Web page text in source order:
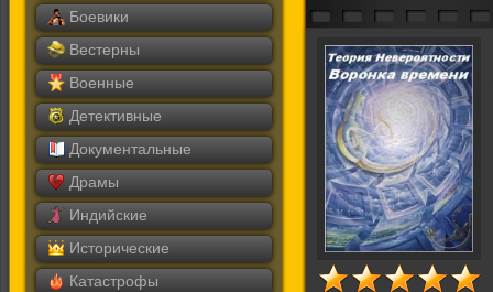
Боевики
Вестерны
Военные
Детективные
Документальные
Драмы
Индийские
Исторические
Катастрофы